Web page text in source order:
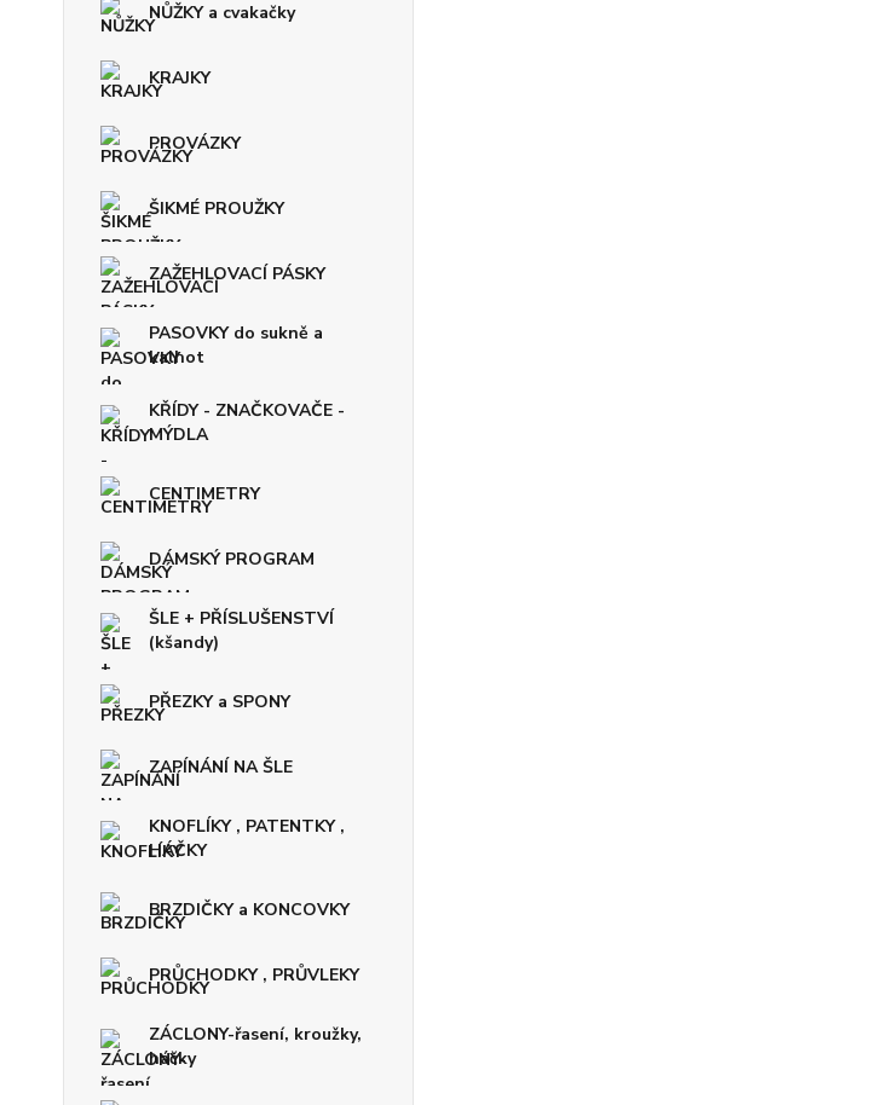
NŮŽKY a cvakačky
KRAJKY
PROVÁZKY
ŠIKMÉ PROUŽKY
ZAŽEHLOVACÍ PÁSKY
PASOVKY do sukně a
kalhot
KŘÍDY - ZNAČKOVAČE -
MÝDLA
CENTIMETRY
DÁMSKÝ PROGRAM
ŠLE + PŘÍSLUŠENSTVÍ
(kšandy)
PŘEZKY a SPONY
ZAPÍNÁNÍ NA ŠLE
KNOFLÍKY , PATENTKY ,
HÁČKY
BRZDIČKY a KONCOVKY
PRŮCHODKY , PRŮVLEKY
ZÁCLONY-řasení, kroužky,
háčky